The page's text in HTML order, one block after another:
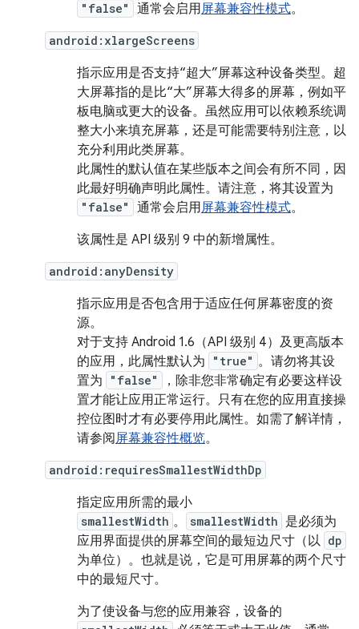
"false" 通常会启用屏幕兼容性模式。
android:xlargeScreens
指示应用是否支持“超大”屏幕这种设备类型。超
大屏幕指的是比“大”屏幕大得多的屏幕，例如平
板电脑或更大的设备。虽然应用可以依赖系统调
整大小来填充屏幕，还是可能需要特别注意，以
充分利用此类屏幕。
此属性的默认值在某些版本之间会有所不同，因
此最好明确声明此属性。请注意，将其设置为
"false" 通常会启用屏幕兼容性模式。
该属性是 API 级别 9 中的新增属性。
android:anyDensity
指示应用是否包含用于适应任何屏幕密度的资
源。
对于支持 Android 1.6（API 级别 4）及更高版本
的应用，此属性默认为
"true" 。请勿将其设
置为
"false"
，除非您非常确定有必要这样设
置才能让应用正常运行。 只有在您的应用直接操
控位图时才有必要停用此属性。如需了解详情，
请参阅屏幕兼容性概览。
android:requiresSmallestWidthDp
指定应用所需的最小
smallestWidth 。 smallestWidth 是必须为
应用界面提供的屏幕空间的最短边尺寸（以 dp
为单位）。也就是说，它是可用屏幕的两个尺寸
中的最短尺寸。
为了使设备与您的应用兼容，设备的